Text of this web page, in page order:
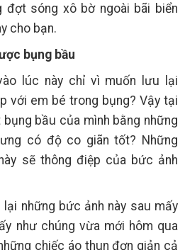
đợt sóng xô bờ ngoài bãi biển
cho bạn.
bụng bầu
lúc này chỉ vì muốn lưu lại
với em bé trong bụng? Vậy tại
bầu của mình bằng những
có độ co giãn tốt? Những
sẽ thông điệp của bức ảnh
lại những bức ảnh này sau mấy
như chúng vừa mới hôm qua
chiếc áo thun đơn giản cả